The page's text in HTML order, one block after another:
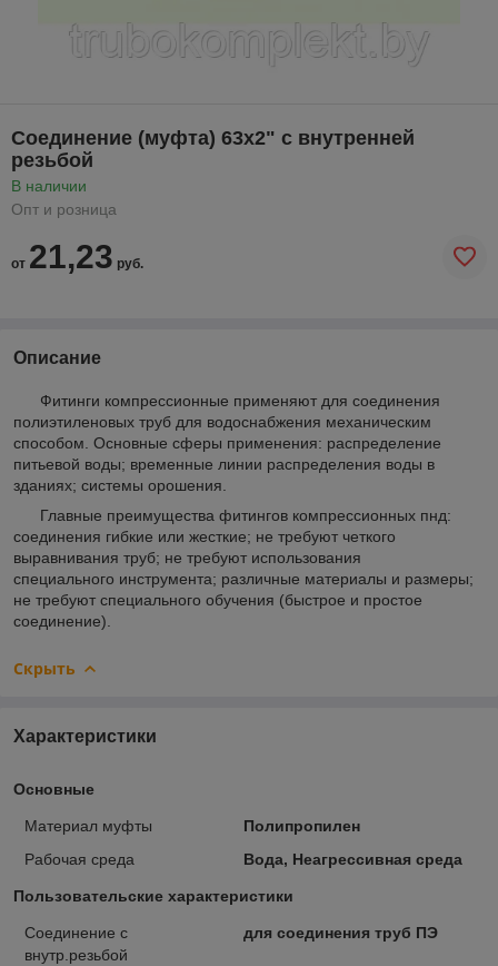
Соединение (муфта) 63х2" с внутренней
резьбой
В наличии
Опт и розница
от 21,23 руб.
Описание
Фитинги компрессионные применяют для соединения
полиэтиленовых труб для водоснабжения механическим
способом. Основные сферы применения: распределение
питьевой воды; временные линии распределения воды в
зданиях; системы орошения.
Главные преимущества фитингов компрессионных пнд:
соединения гибкие или жесткие; не требуют четкого
выравнивания труб; не требуют использования
специального инструмента; различные материалы и размеры;
не требуют специального обучения (быстрое и простое
соединение).
Скрыть
Характеристики
Основные
Материал муфты
Полипропилен
Рабочая среда
Вода, Неагрессивная среда
Пользовательские характеристики
Соединение с
внутр.резьбой
для соединения труб ПЭ